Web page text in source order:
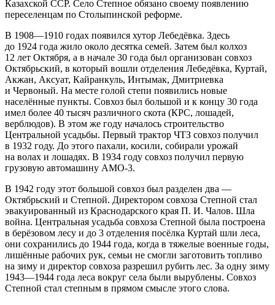
Казахской ССР. Село Степное обязано своему появлению
переселенцам по Столыпинской реформе.
В 1908—1910 годах появился хутор Лебедёвка. Здесь
до 1924 года жило около десятка семей. Затем был колхоз
12 лет Октября, а в начале 30 года был организован совхоз
Октябрьский, в который вошли отделения Лебедёвка, Куртай,
Акжан, Аксуат, Кайранкуль, Интымак, Дмитриевка
и Червоный. На месте голой степи появились новые
населённые пункты. Совхоз был большой и к концу 30 года
имел более 40 тысяч различного скота (КРС, лошадей,
верблюдов). В этом же году началось строительство
Центральной усадьбы. Первый трактор ЧТЗ совхоз получил
в 1932 году. До этого пахали, косили, собирали урожай
на волах и лошадях. В 1934 году совхоз получил первую
грузовую автомашину АМО-3.
В 1942 году этот большой совхоз был разделен два —
Октябрьский и Степной. Директором совхоза Степной стал
эвакуированный из Краснодарского края П. И. Чалов. Шла
война. Центральная усадьба совхоза Степной была построена
в берёзовом лесу и до 3 отделения посёлка Куртай шли леса,
они сохранились до 1944 года, когда в тяжелые военные годы,
лишённые рабочих рук, семьи не смогли заготовить топливо
на зиму и директор совхоза разрешил рубить лес. За одну зиму
1943—1944 года леса вокруг села были вырублены. Совхоз
Степной стал степным в прямом смысле этого слова.